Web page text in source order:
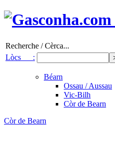
Recherche / Cèrca...
Lòcs :
Béarn
Ossau / Aussau
Vic-Bilh
Còr de Bearn
Còr de Bearn